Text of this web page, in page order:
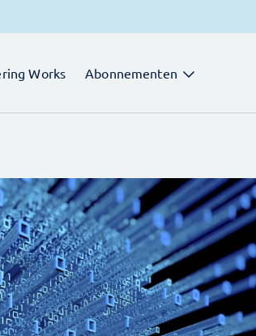
Works Abonnementen